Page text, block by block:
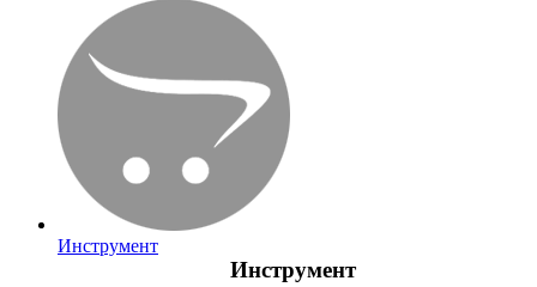
Инструмент
Инструмент